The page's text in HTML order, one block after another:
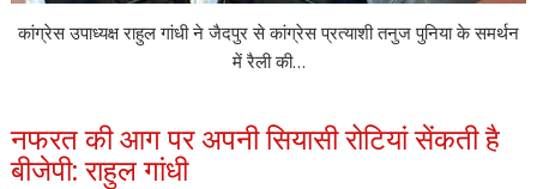
कांग्रेस उपाध्यक्ष राहुल गांधी ने जैदपुर से कांग्रेस प्रत्याशी तनुज पुनिया के समर्थन
में रैली की…
नफरत की आग पर अपनी सियासी रोटियां सेंकती है
बीजेपी: राहुल गांधी